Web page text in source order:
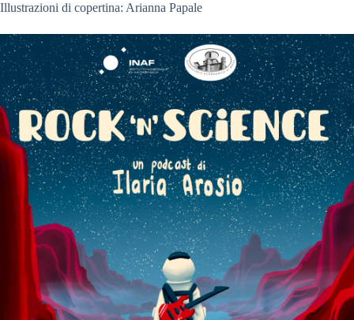
Illustrazioni di copertina: Arianna Papale